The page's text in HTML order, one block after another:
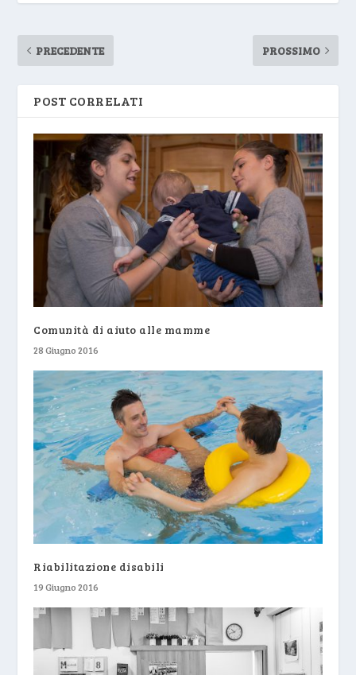
PRECEDENTE PROSSIMO
POST CORRELATI
Comunità di aiuto alle mamme
28 Giugno 2016
Riabilitazione disabili
19 Giugno 2016